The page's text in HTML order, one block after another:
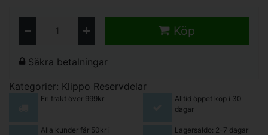
Köp
Säkra betalningar
Kategorier: Klippo Reservdelar
Fri frakt över 999kr
Alltid öppet köp i 30
dagar
Alla kunder får 50kr i
Lagersaldo: 2-7 dagar